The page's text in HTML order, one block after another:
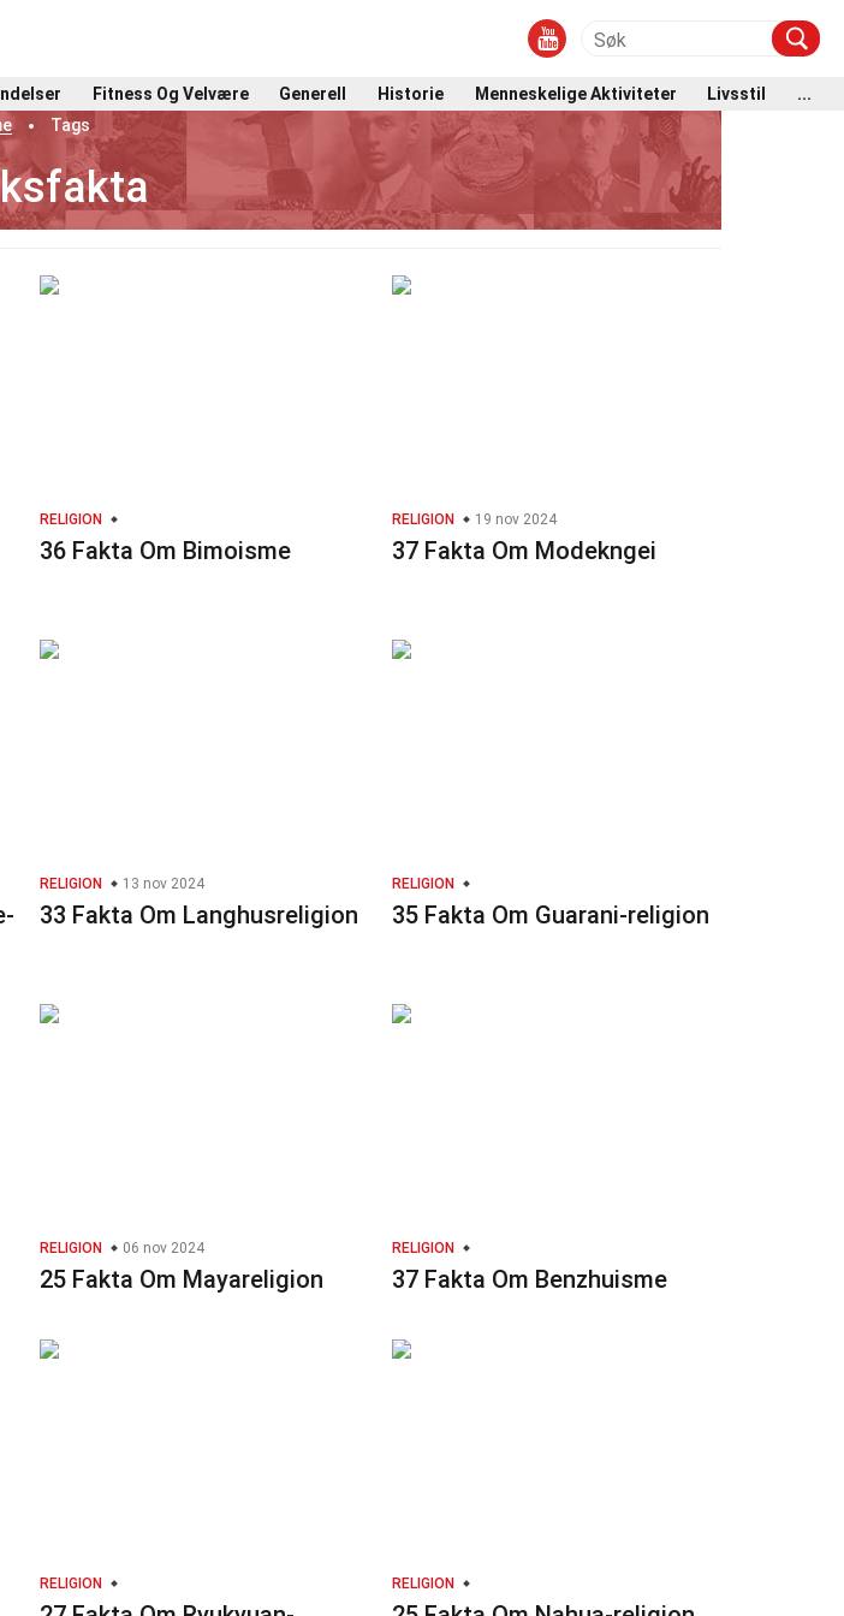
Fitness Og Velvære Generell Historie Menneskelige Aktiviteter Livsstil
...
Tags
RELIGION
36 Fakta Om Bimoisme
RELIGION 19 nov 2024
37 Fakta Om Modekngei
RELIGION 13 nov 2024
33 Fakta Om Langhusreligion
RELIGION
35 Fakta Om Guarani-religion
RELIGION 06 nov 2024
25 Fakta Om Mayareligion
RELIGION
37 Fakta Om Benzhuisme
RELIGION RELIGION